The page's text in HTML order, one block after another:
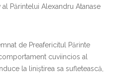
Părintelui Alexandru Atanase
de Preafericitul Părinte
cuviincios al
la liniștirea sa sufletească,